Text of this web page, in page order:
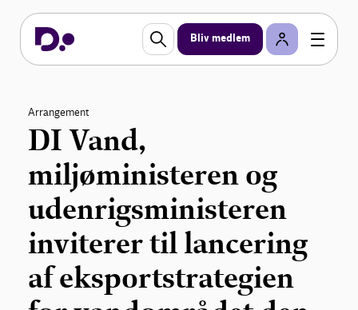
Bliv medlem
Arrangement
DI Vand,
miljøministeren og
udenrigsministeren
inviterer til lancering
af eksportstrategien